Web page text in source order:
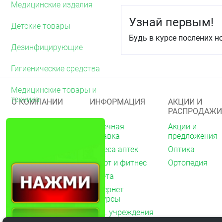
Медицинские изделия
Детские товары
Дезинфицирующие
Гигиенические средства
Медицинские товары и
техника
Биологически
Не является
Хранить в сухом,
в прохладном месте.
Срок годности
Узнай первым!
Будь в курсе послених
О КОМПАНИИ
Новости
Вакансии
Контакты
ИНФОРМАЦИЯ
Аптечная
справка
Адреса аптек
Спорт и фитнес
Газета
Интернет
ресурсы
Мед. учреждения
АКЦИИ И
РАСПРОДАЖИ
Акции и
предложения
Оптика
Ортопедия